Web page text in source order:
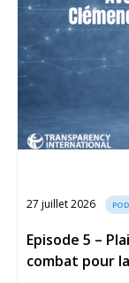
27 juillet 2026
Episode 5 –
combat pour